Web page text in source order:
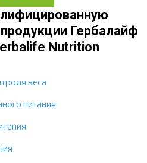
Гербалайф
Nutrition
веса
питания